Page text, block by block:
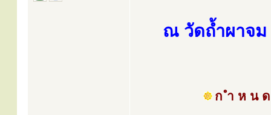
ณ วัดถ้ำผาจม
ก ำ ห น